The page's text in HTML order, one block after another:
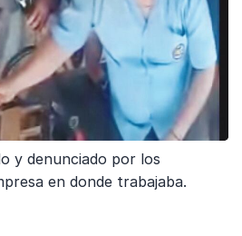
y denunciado por los
en donde trabajaba.